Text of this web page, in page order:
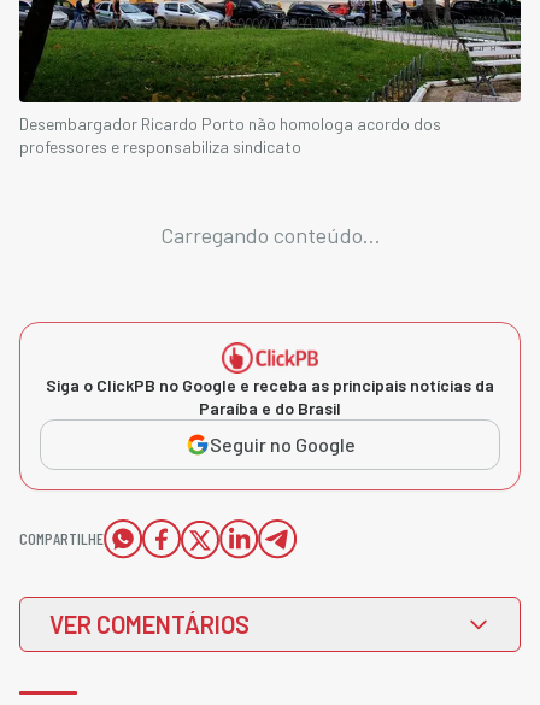
Desembargador Ricardo Porto não homologa acordo dos
professores e responsabiliza sindicato
Carregando conteúdo...
Siga o ClickPB no Google e receba as principais notícias da
Paraíba e do Brasil
Seguir no Google
COMPARTILHE
VER COMENTÁRIOS